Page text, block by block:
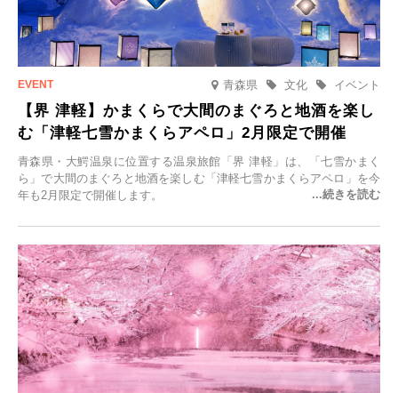
青森県 イベント
文化
【界 津軽】かまくらで大間のまぐろと地酒を楽し
む「津軽七雪かまくらアペロ」2月限定で開催
青森県・大鰐温泉に位置する温泉旅館「界 津軽」は、「七雪かまく
ら」で大間のまぐろと地酒を楽しむ「津軽七雪かまくらアペロ」を今
年も2月限定で開催します。